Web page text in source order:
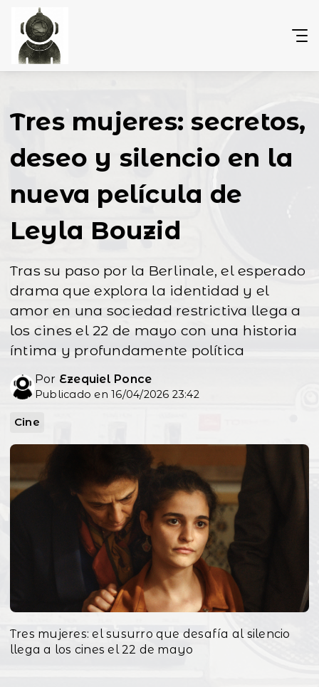
Tres mujeres: secretos,
deseo y silencio en la
nueva película de
Leyla Bouzid
Tras su paso por la Berlinale, el esperado
drama que explora la identidad y el
amor en una sociedad restrictiva llega a
los cines el 22 de mayo con una historia
íntima y profundamente política
Por Ezequiel Ponce
Publicado en 16/04/2026 23:42
Cine
Tres mujeres: el susurro que desafía al silencio
llega a los cines el 22 de mayo